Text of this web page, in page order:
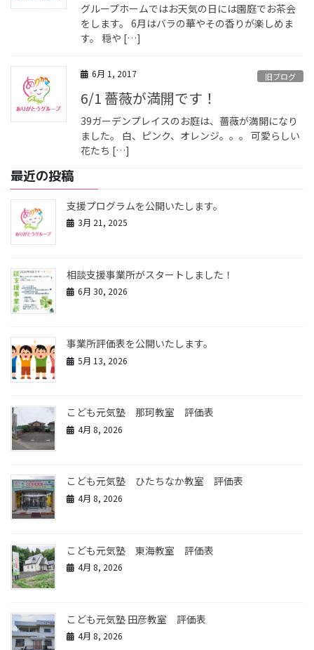
グループホームではお天気の日には園庭でお茶会
をします。 6月はバラの華やその香りが楽しめま
す。 穏や […]
6月 1, 2017 旧ブログ
6/1 薔薇が満開です！
39ガーデンプレイスのお庭は、薔薇が満開になり
ました。 白、ピンク、オレンジ。。。 可愛らしい
花たち […]
最近の投稿
支援プログラムを公開いたします。
3月 21, 2025
相談支援事業所がスタートしました！
6月 30, 2026
事業所評価表を公開いたします。
5月 13, 2026
こども元気塾 那珂教室 評価表
4月 8, 2026
こども元気塾 ひたちなか教室 評価表
4月 8, 2026
こども元気塾 東海教室 評価表
4月 8, 2026
こども元気塾 田彦教室 評価表
4月 8, 2026